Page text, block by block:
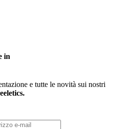
in
e tutte le novità sui nostri